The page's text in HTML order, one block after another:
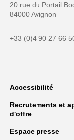
20 rue du Portail
84000 Avignon
+33 (0)4 90 27 66
Accessibilité
Recrutements et
d'offre
Espace presse